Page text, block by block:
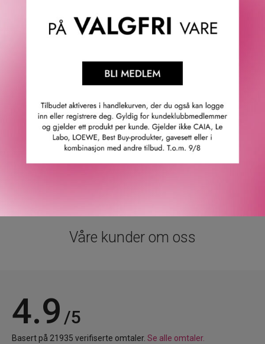
revitaliserer huden.
· Mineralrik kvedefrukt og kokosnøttderivater pleier og
· Feel-good formel som transformeres fra en dekadent
og kokos.
· Ikke-komedogen (tetter ikke porene).
· Passer alle hudtyper, inkludert sensitiv hud.
Våre kunder om oss
4.9 /5
Basert på 21935 verifiserte omtaler. Se alle omtaler.